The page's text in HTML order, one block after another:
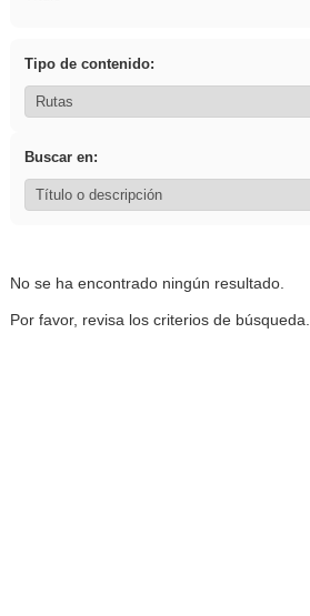
Tipo de contenido:
Buscar en:
No se ha encontrado ningún resultado.
Por favor, revisa los criterios de búsqueda.